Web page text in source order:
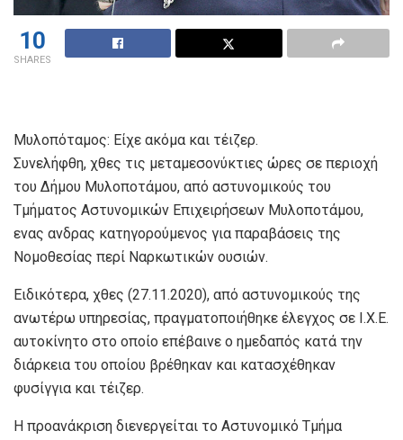
10
SHARES
Μυλοπόταμος: Είχε ακόμα και τέιζερ.
Συνελήφθη, χθες τις μεταμεσονύκτιες ώρες σε περιοχή
του Δήμου Μυλοποτάμου, από αστυνομικούς του
Τμήματος Αστυνομικών Επιχειρήσεων Μυλοποτάμου,
ενας ανδρας κατηγορούμενος για παραβάσεις της
Νομοθεσίας περί Ναρκωτικών ουσιών.
Ειδικότερα, χθες (27.11.2020), από αστυνομικούς της
ανωτέρω υπηρεσίας, πραγματοποιήθηκε έλεγχος σε Ι.Χ.Ε.
αυτοκίνητο στο οποίο επέβαινε ο ημεδαπός κατά την
διάρκεια του οποίου βρέθηκαν και κατασχέθηκαν
φυσίγγια και τέιζερ.
Η προανάκριση διενεργείται το Αστυνομικό Τμήμα